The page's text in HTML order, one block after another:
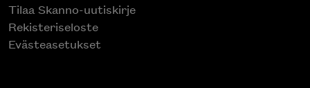
Tilaa Skanno-uutiskirje
Rekisteriseloste
Evästeasetukset